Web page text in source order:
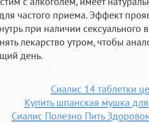
частого приема. Эффект
при наличии
лекарство утром, чтобы
день.
Сиалис 14 таблетки
Купить шпанская мушка
Сиалис Полезно Пить